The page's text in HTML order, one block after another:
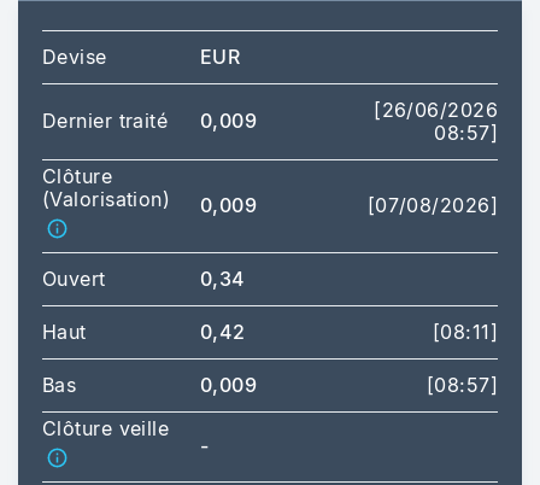
Devise EUR
Dernier traité 0,009
[26/06/2026
08:57]
Clôture
(Valorisation)
0,009 [07/08/2026]
Ouvert 0,34
Haut 0,42 [08:11]
Bas 0,009
[08:57]
Clôture veille
-